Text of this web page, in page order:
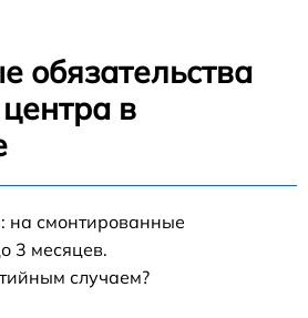
обязательства
в
на смонтированные
3 месяцев.
случаем?